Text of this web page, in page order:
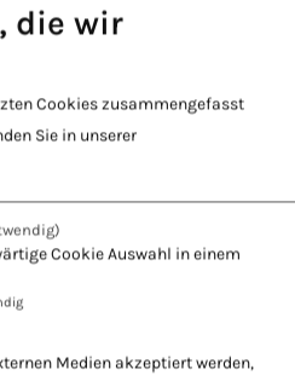
Naturheilkunde -
Naturheilkunde
= Zukunft
die wir
Cookies zusammengefasst
Sie in unserer
Cookie Auswahl in einem
Medien akzeptiert werden,